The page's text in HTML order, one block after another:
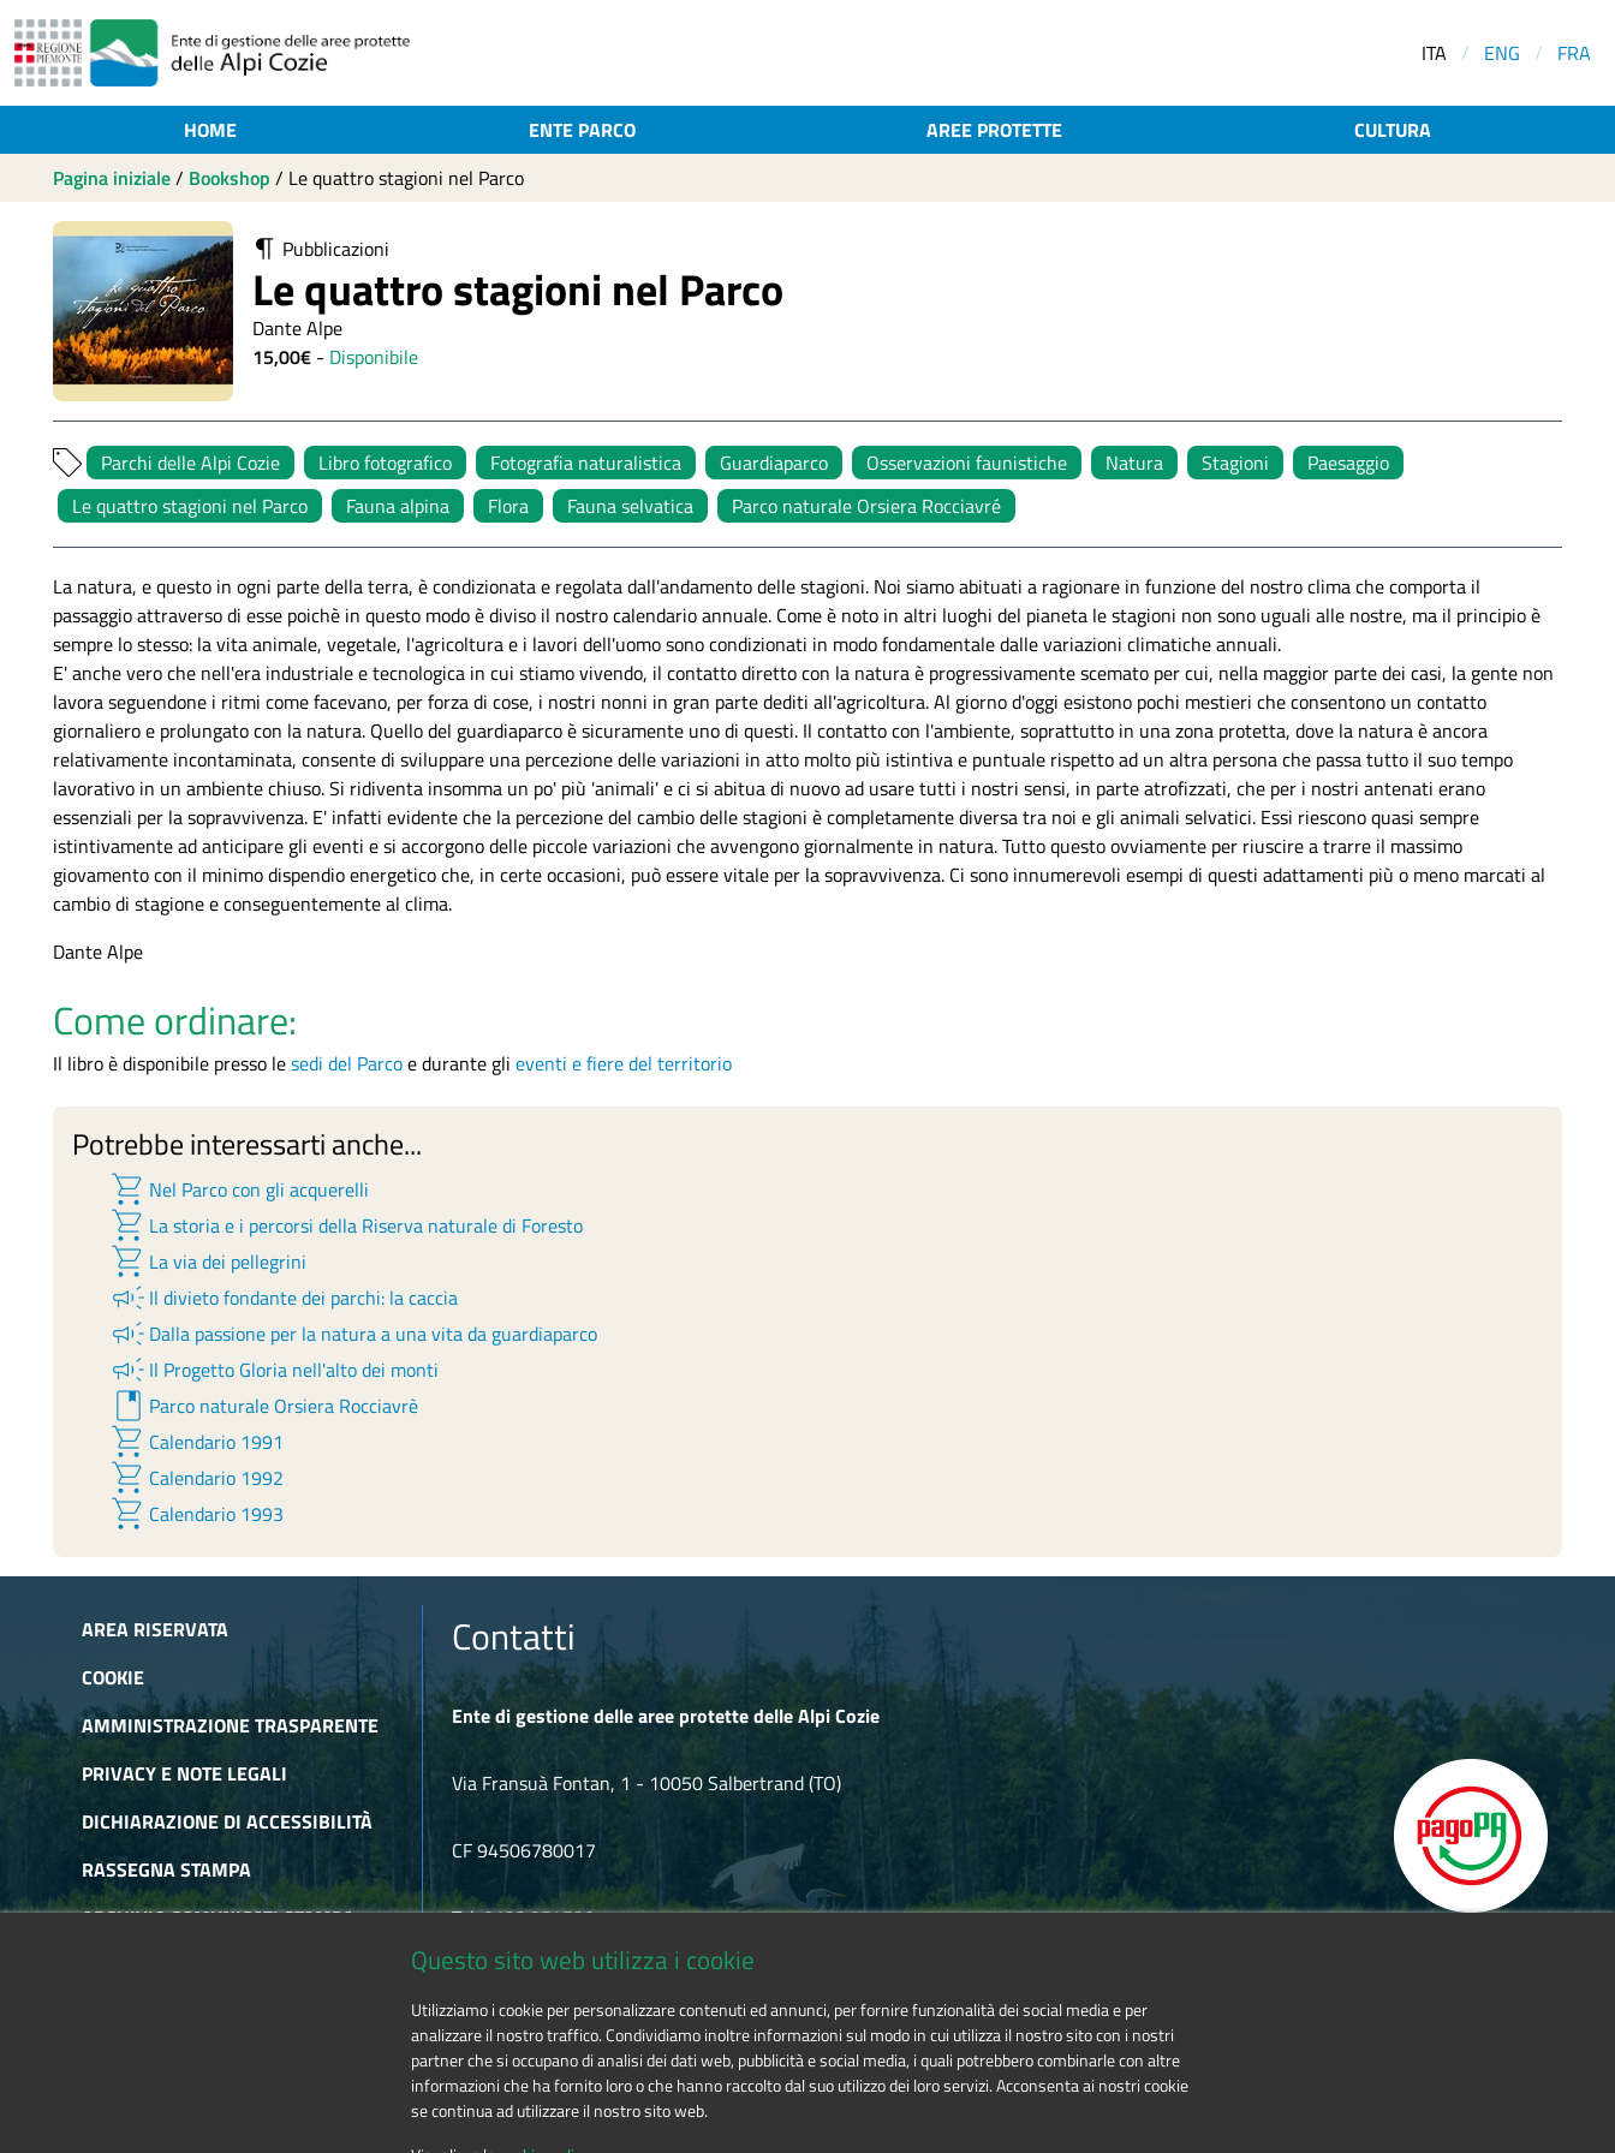
ITA / ENG / FRA
HOME ENTE PARCO AREE PROTETTE
CULTURA
Pagina iniziale/ Bookshop / Le quattro stagioni nel Parco
Pubblicazioni
Le quattro stagioni nel Parco
Dante Alpe
15,00€ - Disponibile
Parchi delle Alpi Cozie Libro fotografico Fotografia naturalistica Guardiaparco Osservazioni faunistiche Natura Stagioni
Paesaggio
Le quattro stagioni nel Parco
Fauna alpina Flora Fauna selvatica Parco naturale Orsiera Rocciavré
La natura, e questo in ogni parte della terra, è condizionata e regolata dall'andamento delle stagioni. Noi siamo abituati a ragionare in funzione del nostro clima che comporta il
passaggio attraverso di esse poichè in questo modo è diviso il nostro calendario annuale. Come è noto in altri luoghi del pianeta le stagioni non sono uguali alle nostre, ma il principio è
sempre lo stesso: la vita animale, vegetale, l'agricoltura e i lavori dell'uomo sono condizionati in modo fondamentale dalle variazioni climatiche annuali.
E' anche vero che nell'era industriale e tecnologica in cui stiamo vivendo, il contatto diretto con la natura è progressivamente scemato per cui, nella maggior parte dei casi, la gente non
lavora seguendone i ritmi come facevano, per forza di cose, i nostri nonni in gran parte dediti all'agricoltura. Al giorno d'oggi esistono pochi mestieri che consentono un contatto
giornaliero e prolungato con la natura. Quello del guardiaparco è sicuramente uno di questi. Il contatto con l'ambiente, soprattutto in una zona protetta, dove la natura è ancora
relativamente incontaminata, consente di sviluppare una percezione delle variazioni in atto molto più istintiva e puntuale rispetto ad un altra persona che passa tutto il suo tempo
lavorativo in un ambiente chiuso. Si ridiventa insomma un po' più 'animali' e ci si abitua di nuovo ad usare tutti i nostri sensi, in parte atrofizzati, che per i nostri antenati erano
essenziali per la sopravvivenza. E' infatti evidente che la percezione del cambio delle stagioni è completamente diversa tra noi e gli animali selvatici. Essi riescono quasi sempre
istintivamente ad anticipare gli eventi e si accorgono delle piccole variazioni che avvengono giornalmente in natura. Tutto questo ovviamente per riuscire a trarre il massimo
giovamento con il minimo dispendio energetico che, in certe occasioni, può essere vitale per la sopravvivenza. Ci sono innumerevoli esempi di questi adattamenti più o meno marcati al
cambio di stagione e conseguentemente al clima.
Dante Alpe
Come ordinare:
Il libro è disponibile presso lesedi del Parcoe durante gli eventi e fiere del territorio
Potrebbe interessarti anche...
shopping_cart Nel Parco con gli acquerelli
shopping_cart La storia e i percorsi della Riserva naturale di Foresto
shopping_cart La via dei pellegrini
campaign Il divieto fondante dei parchi: la caccia
campaign Dalla passione per la natura a una vita da guardiaparco
campaign Il Progetto Gloria nell'alto dei monti
book Parco naturale Orsiera Rocciavrè
shopping_cart Calendario 1991
shopping_cart Calendario 1992
shopping_cart Calendario 1993
AREA RISERVATA
COOKIE
AMMINISTRAZIONE TRASPARENTE
PRIVACY E NOTE LEGALI
DICHIARAZIONE DI ACCESSIBILITÀ
RASSEGNA STAMPA
ARCHIVIO COMUNICATI STAMPA
Contatti
Ente di gestione delle aree protette delle Alpi Cozie
Via Fransuà Fontan, 1 - 10050 Salbertrand (TO)
CF 94506780017
Tel. 0122.854720
Questo sito web utilizza i cookie
Utilizziamo i cookie per personalizzare contenuti ed annunci, per fornire funzionalità dei social media e per
analizzare il nostro traffico. Condividiamo inoltre informazioni sul modo in cui utilizza il nostro sito con i nostri
partner che si occupano di analisi dei dati web, pubblicità e social media, i quali potrebbero combinarle con altre
informazioni che ha fornito loro o che hanno raccolto dal suo utilizzo dei loro servizi. Acconsenta ai nostri cookie
se continua ad utilizzare il nostro sito web.